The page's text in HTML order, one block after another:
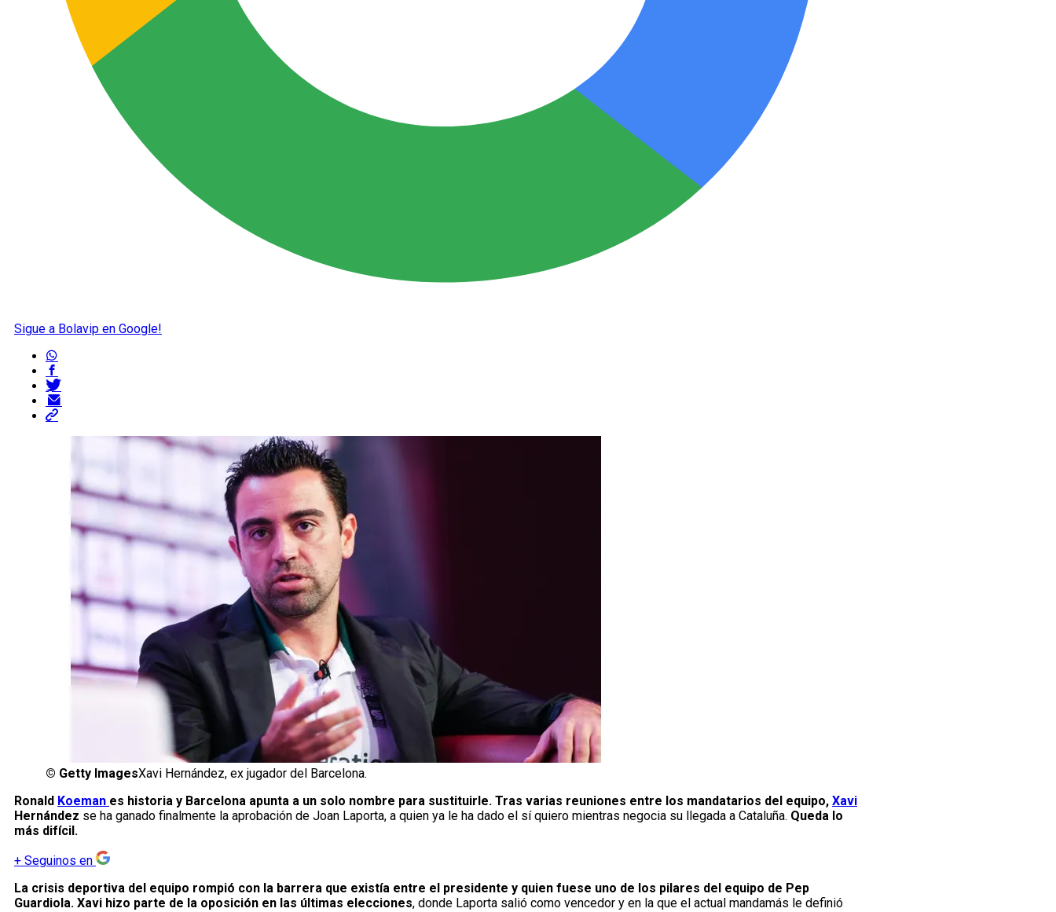
Sigue a Bolavip en Google!
© Getty ImagesXavi Hernández, ex jugador del Barcelona.
Ronald Koeman es historia y Barcelona apunta a un solo nombre para sustituirle. Tras varias reuniones entre los mandatarios del equipo, Xavi
Hernández se ha ganado finalmente la aprobación de Joan Laporta, a quien ya le ha dado el sí quiero mientras negocia su llegada a Cataluña. Queda lo
más difícil.
+ Seguinos en
La crisis deportiva del equipo rompió con la barrera que existía entre el presidente y quien fuese uno de los pilares del equipo de Pep
Guardiola. Xavi hizo parte de la oposición en las últimas elecciones, donde Laporta salió como vencedor y en la que el actual mandamás le definió